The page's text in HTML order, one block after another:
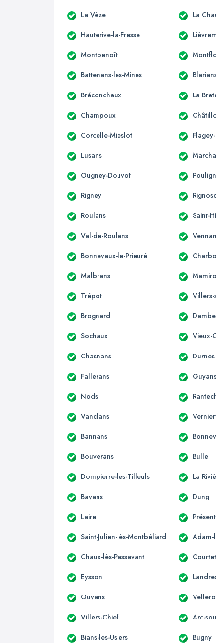
La Vèze La
Hauterive-la-Fresse
Montbenoît
Battenans-les-Mines
Bréconchaux La
Champoux
Corcelle-Mieslot
Lusans
Ougney-Douvot
Rigney
Roulans Saint-
Val-de-Roulans
Bonnevaux-le-Prieuré
Malbrans
Trépot
Brognard
Sochaux Vieux-
Chasnans Durnes
Fallerans
Nods
Vanclans
Bannans
Bouverans Bulle
Dompierre-les-Tilleuls La
Bavans Dung
Laire
Saint-Julien-lès-Montbéliard Adam-
Chaux-lès-Passavant
Eysson
Ouvans
Villers-Chief Arc-
Bians-les-Usiers Bugny